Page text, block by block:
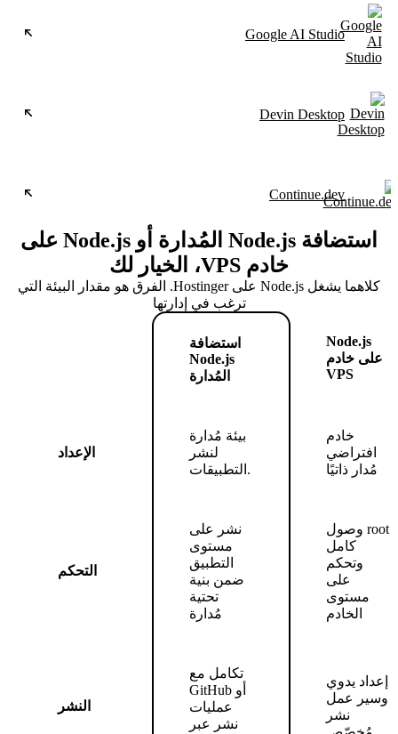
Google AI Studio
Devin Desktop
Continue.dev
استضافة Node.js المُدارة أو Node.js على
خادم VPS، الخيار لك
كلاهما يشغل Node.js على Hostinger. الفرق هو مقدار البيئة التي
ترغب في إدارتها
استضافة
Node.js
المُدارة
Node.js
على خادم
VPS
الإعداد
بيئة مُدارة
لنشر
التطبيقات.
خادم
افتراضي
مُدار ذاتيًا
التحكم
نشر على
مستوى
التطبيق
ضمن بنية
تحتية
مُدارة
وصول root
كامل
وتحكم
على
مستوى
الخادم
النشر
تكامل مع
GitHub أو
عمليات
نشر عبر
إعداد يدوي
وسير عمل
نشر